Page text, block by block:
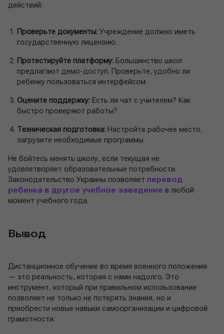
действий:
Проверьте документы:Учреждение должно иметь
государственную лицензию.
Протестируйте платформу:Большинство школ
предлагают демо-доступ. Проверьте, удобно ли
ребенку пользоваться интерфейсом.
Оцените поддержку:Есть ли чат с учителем? Как
быстро проверяют работы?
Техническая подготовка:Настройте рабочее место,
загрузите необходимые программы.
Не бойтесь менять школу, если текущая не
удовлетворяет образовательные потребности.
Законодательство Украины позволяет перевод
ребенка в другое учебное заведение в любой
момент учебного года.
Вывод
Дистанционное обучение во время военного положения
— это реальность, которая с нами надолго. Это
инструмент, который при правильном использовании
позволяет не только не потерять знания, но и
приобрести новые навыки самоорганизации и цифровой
грамотности.